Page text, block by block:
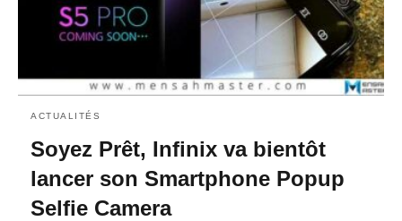
ACTUALITÉS
Soyez Prêt, Infinix va bientôt
lancer son Smartphone Popup
Selfie Camera